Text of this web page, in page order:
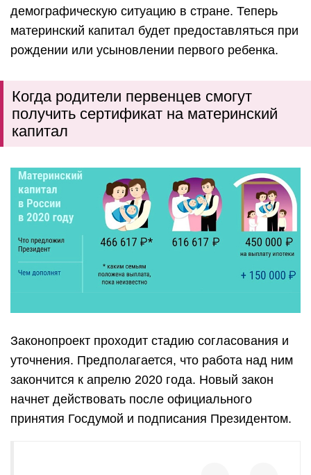
демографическую ситуацию в стране. Теперь
материнский капитал будет предоставляться при
рождении или усыновлении первого ребенка.
Когда родители первенцев смогут
получить сертификат на материнский
капитал
Законопроект проходит стадию согласования и
уточнения. Предполагается, что работа над ним
закончится к апрелю 2020 года. Новый закон
начнет действовать после официального
принятия Госдумой и подписания Президентом.